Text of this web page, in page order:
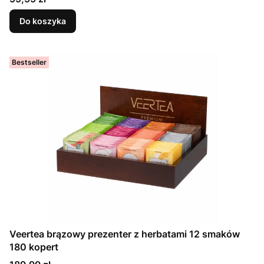
Do koszyka
Bestseller
Veertea brązowy prezenter z herbatami 12 smaków
180 kopert